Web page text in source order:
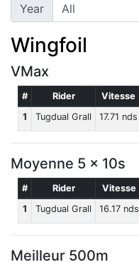
Year
Wingfoil
VMax
# Rider Vitesse
1
Tugdual Grall 17.71 nds
Moyenne 5 x 10s
# Rider Vitesse
1
Tugdual Grall 16.17 nds
Meilleur 500m